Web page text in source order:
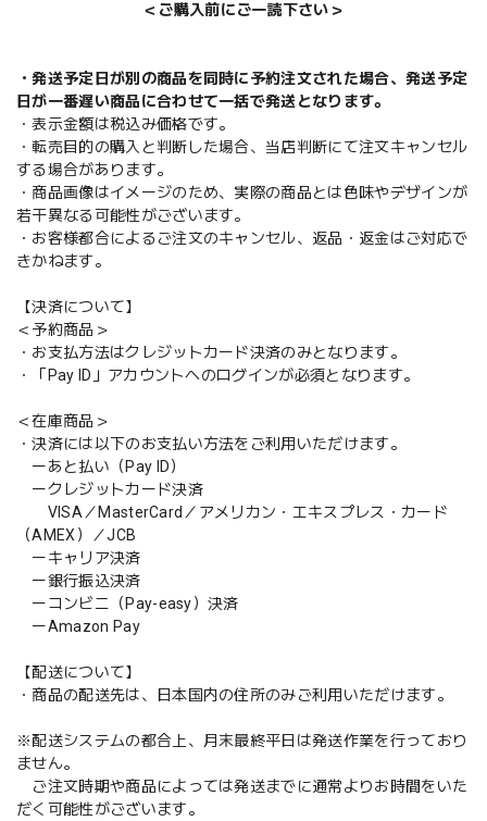
＜ご購入前にご一読下さい＞
・発送予定日が別の商品を同時に予約注文された場合、発送予定
日が一番遅い商品に合わせて一括で発送となります。
・表示金額は税込み価格です。
・転売目的の購入と判断した場合、当店判断にて注文キャンセル
する場合があります。
・商品画像はイメージのため、実際の商品とは色味やデザインが
若干異なる可能性がございます。
・お客様都合によるご注文のキャンセル、返品・返金はご対応で
きかねます。
【決済について】
＜予約商品＞
・お支払方法はクレジットカード決済のみとなります。
・「Pay ID」アカウントへのログインが必須となります。
＜在庫商品＞
・決済には以下のお支払い方法をご利用いただけます。
ーあと払い（Pay ID）
ークレジットカード決済
VISA／MasterCard／アメリカン・エキスプレス・カード
（AMEX）／JCB
ーキャリア決済
ー銀行振込決済
ーコンビニ（Pay-easy）決済
ーAmazon Pay
【配送について】
・商品の配送先は、日本国内の住所のみご利用いただけます。
※配送システムの都合上、月末最終平日は発送作業を行っており
ません。
ご注文時期や商品によっては発送までに通常よりお時間をいた
だく可能性がございます。